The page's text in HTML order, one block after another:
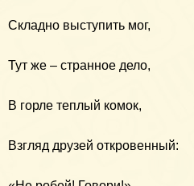
Складно выступить мог,
Тут же – странное дело,
В горле теплый комок,
Взгляд друзей откровенный: